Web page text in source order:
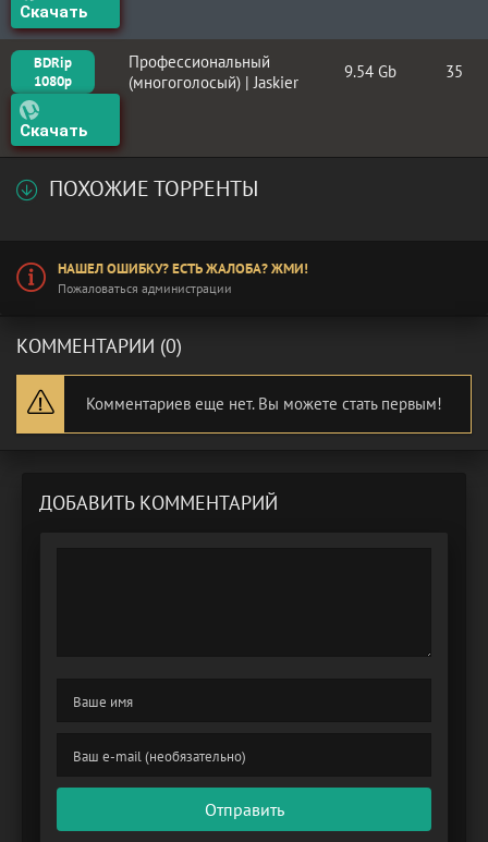
Скачать
BDRip
1080p
Профессиональный
(многоголосый) | Jaskier
9.54 Gb 35
Скачать
ПОХОЖИЕ ТОРРЕНТЫ
НАШЕЛ ОШИБКУ? ЕСТЬ ЖАЛОБА? ЖМИ!
Пожаловаться администрации
КОММЕНТАРИИ (0)
Комментариев еще нет. Вы можете стать первым!
ДОБАВИТЬ КОММЕНТАРИЙ
Отправить